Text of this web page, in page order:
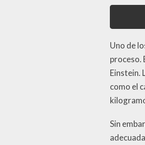
Uno de
proceso.
Einstein.
como el
Sin